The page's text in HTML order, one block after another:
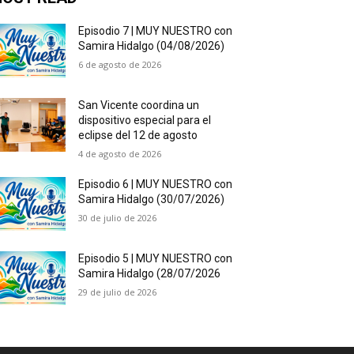
Episodio 7 | MUY NUESTRO con
Samira Hidalgo (04/08/2026)
6 de agosto de 2026
San Vicente coordina un
dispositivo especial para el
eclipse del 12 de agosto
4 de agosto de 2026
Episodio 6 | MUY NUESTRO con
Samira Hidalgo (30/07/2026)
30 de julio de 2026
Episodio 5 | MUY NUESTRO con
Samira Hidalgo (28/07/2026
29 de julio de 2026